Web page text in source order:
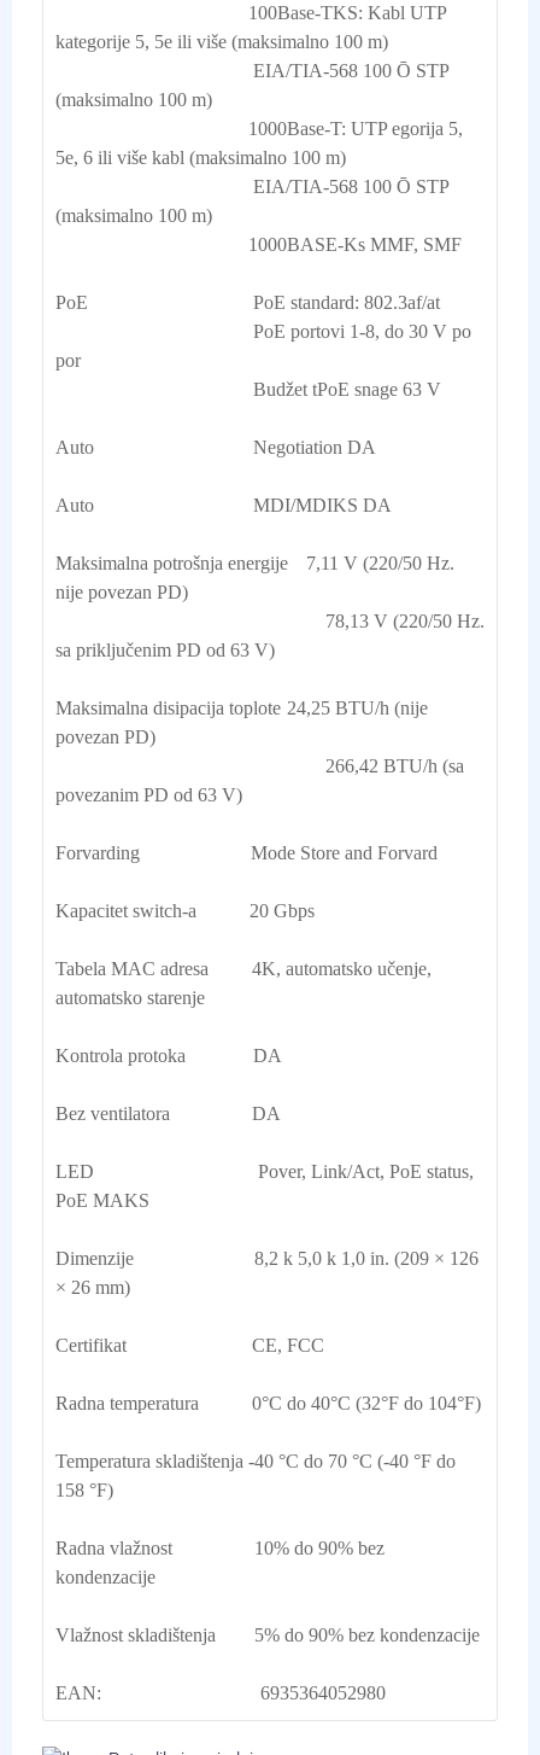
kategorije 5, 5e ili više (maksimalno 100 m)
(maksimalno 100 m)
5e, 6 ili više kabl (maksimalno 100 m)
(maksimalno 100 m)
PoE	                                 PoE standard: 802.3af/at
por
                                         Budžet tPoE snage 63 V
Auto                                 Negotiation DA
Auto                                 MDI/MDIKS DA
Maksimalna potrošnja energije	7,11 V (220/50 Hz.
nije povezan PD)
sa priključenim PD od 63 V)
Maksimalna disipacija toplote	24,25 BTU/h (nije
povezan PD)
povezanim PD od 63 V)
Forvarding                       Mode Store and Forvard
Kapacitet switch-a           20 Gbps
Tabela MAC adresa         4K, automatsko učenje,
automatsko starenje
Kontrola protoka              DA
Bez ventilatora                 DA
LED                                  Pover, Link/Act, PoE status,
PoE MAKS
Dimenzije                         8,2 k 5,0 k 1,0 in. (209 × 126
× 26 mm)
Certifikat                          CE, FCC
Radna temperatura           0°C do 40°C (32°F do 104°F)
Temperatura skladištenja -40 °C do 70 °C (-40 °F do
158 °F)
Radna vlažnost                 10% do 90% bez
kondenzacije
Vlažnost skladištenja        5% do 90% bez kondenzacije
EAN:                                 6935364052980